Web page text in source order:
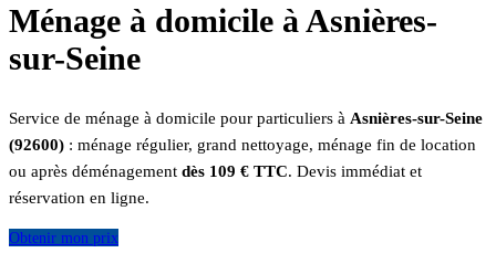
Ménage à domicile à Asnières-
sur-Seine
Service de ménage à domicile pour particuliers à Asnières-sur-Seine
(92600) : ménage régulier, grand nettoyage, ménage fin de location
ou après déménagement dès 109 € TTC. Devis immédiat et
réservation en ligne.
Obtenir mon prix